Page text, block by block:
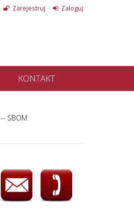
Zarejestruj Zaloguj
KONTAKT
-- SBOM